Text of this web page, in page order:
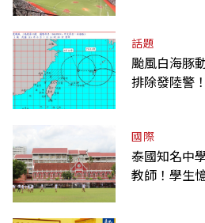
話題
颱風白海豚
排除發陸警
國際
泰國知名中
教師！學生